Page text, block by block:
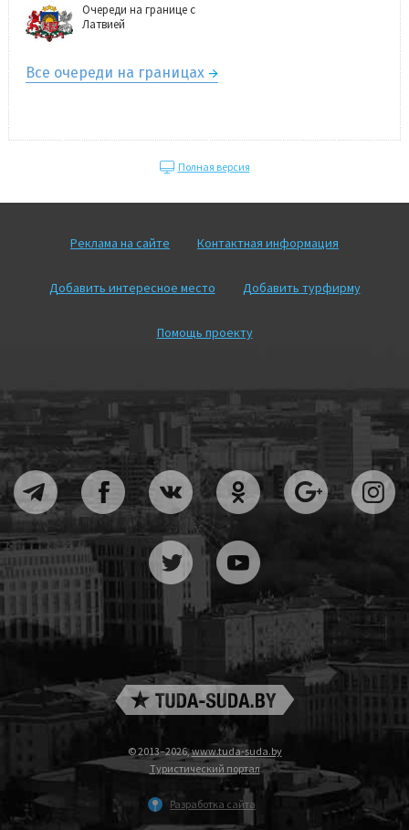
Очереди на границе с
Латвией
Все очереди на границах
Полная версия
Реклама на сайте Контактная информация
Добавить интересное место Добавить турфирму
Помощь проекту
© 2013–2026,www.tuda-suda.by
Туристический портал
Разработка сайта